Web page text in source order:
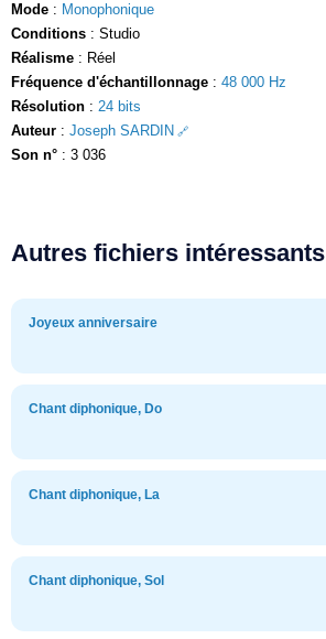
Mode : Monophonique
Conditions : Studio
Réalisme : Réel
Fréquence d'échantillonnage : 48 000 Hz
Résolution : 24 bits
Auteur : Joseph SARDIN
Son n° : 3 036
Autres fichiers intéressants
Joyeux anniversaire
Chant diphonique, Do
Chant diphonique, La
Chant diphonique, Sol